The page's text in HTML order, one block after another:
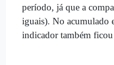
período, já que a
iguais). No acumulado
indicador também